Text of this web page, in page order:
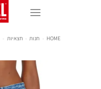
HOME
- חנות - חצאיות -